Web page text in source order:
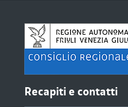
Recapiti e contatti